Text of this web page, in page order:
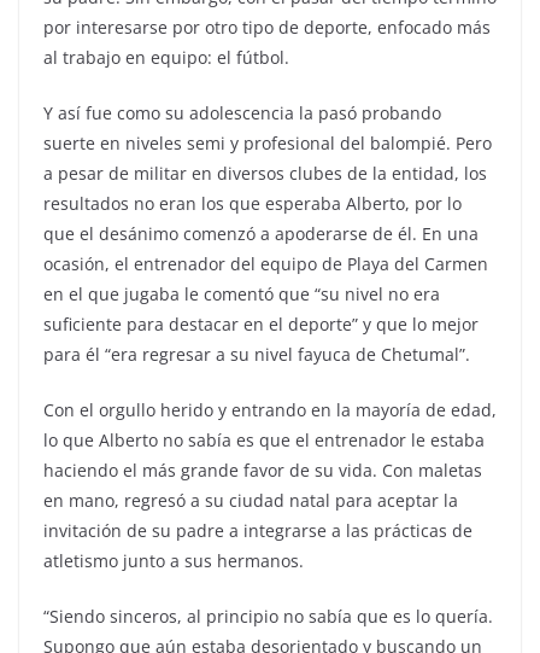
por interesarse por otro tipo de deporte, enfocado más
al trabajo en equipo: el fútbol.
Y así fue como su adolescencia la pasó probando
suerte en niveles semi y profesional del balompié. Pero
a pesar de militar en diversos clubes de la entidad, los
resultados no eran los que esperaba Alberto, por lo
que el desánimo comenzó a apoderarse de él. En una
ocasión, el entrenador del equipo de Playa del Carmen
en el que jugaba le comentó que “su nivel no era
suficiente para destacar en el deporte” y que lo mejor
para él “era regresar a su nivel fayuca de Chetumal”.
Con el orgullo herido y entrando en la mayoría de edad,
lo que Alberto no sabía es que el entrenador le estaba
haciendo el más grande favor de su vida. Con maletas
en mano, regresó a su ciudad natal para aceptar la
invitación de su padre a integrarse a las prácticas de
atletismo junto a sus hermanos.
“Siendo sinceros, al principio no sabía que es lo quería.
Supongo que aún estaba desorientado y buscando un